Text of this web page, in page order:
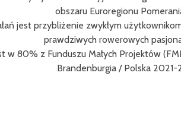
obszaru Euroregionu
jest przybliżenie zwykłym
prawdziwych rowerowych
w 80% z Funduszu Małych Projektów
Brandenburgia / Polska